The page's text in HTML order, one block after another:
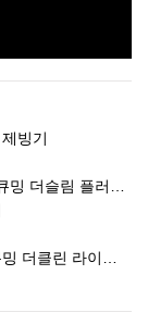
빙기
러스 직수 정수기
린 라이트 비데